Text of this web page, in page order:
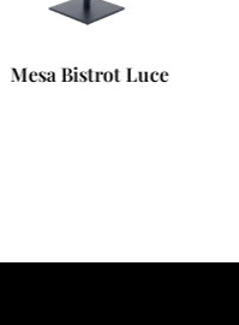
Luminária de Piso